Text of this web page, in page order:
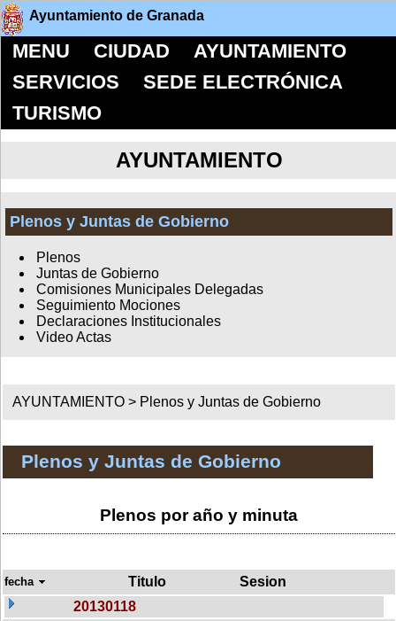
Ayuntamiento de Granada
MENU CIUDAD
AYUNTAMIENTO
SERVICIOS
SEDE ELECTRÓNICA
TURISMO
AYUNTAMIENTO
Plenos y Juntas de Gobierno
Plenos
Juntas de Gobierno
Comisiones Municipales Delegadas
Seguimiento Mociones
Declaraciones Institucionales
Video Actas
AYUNTAMIENTO > Plenos y Juntas de Gobierno
Plenos y Juntas de Gobierno
Plenos por año y minuta
fecha Titulo
Sesion
20130118